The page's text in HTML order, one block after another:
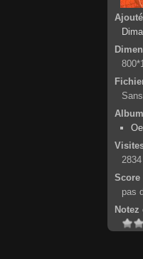
2834
Score
pas